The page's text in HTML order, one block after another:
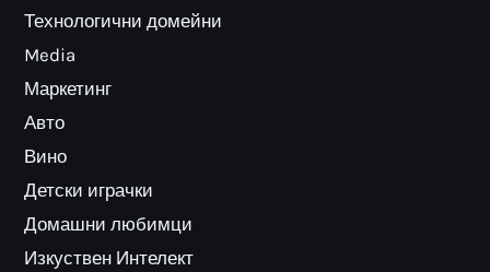
Технологични домейни
Media
Маркетинг
Авто
Вино
Детски играчки
Домашни любимци
Изкуствен Интелект